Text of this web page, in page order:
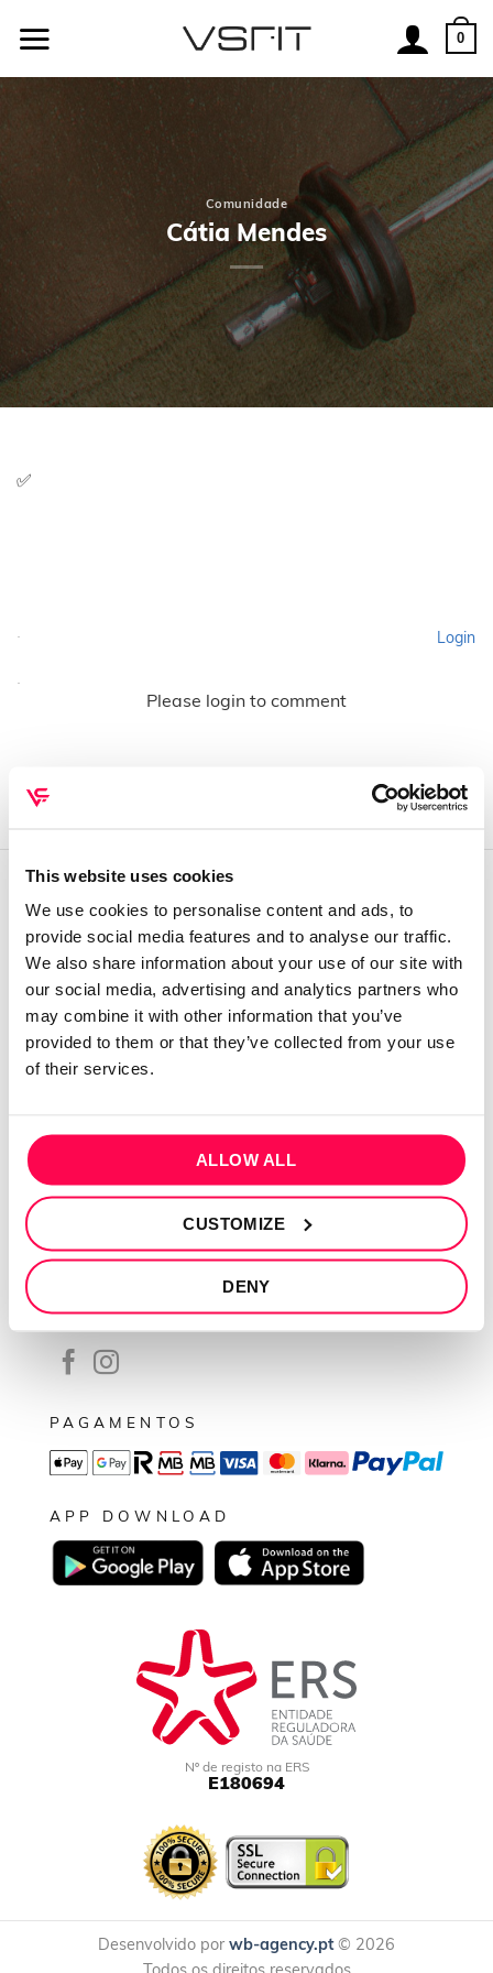
This website uses cookies
We use cookies to personalise content and ads, to
provide social media features and to analyse our traffic.
We also share information about your use of our site with
our social media, advertising and analytics partners who
may combine it with other information that you’ve
provided to them or that they’ve collected from your use
of their services.
ALLOW ALL
CUSTOMIZE
DENY
0
Comunidade
Cátia Mendes
✅
Login
Please login to comment
QUEM SOMOS
Sobre mim
Contactos
Conta cliente
Recuperar Password
Política de privacidade
Termos e condições
Resolução de conflitos
Livro de reclamações
SEGUE-NOS
PAGAMENTOS
APP DOWNLOAD
Nº de registo na ERS
E180694
Desenvolvido por wb-agency.pt© 2026